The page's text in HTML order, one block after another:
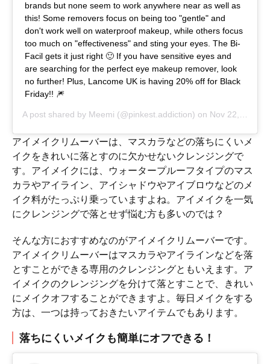
brands but none seem to work anywhere near as well as
this! Some removers focus on being too "gentle" and
don't work well on waterproof makeup, while others focus
too much on "effectiveness" and sting your eyes. The Bi-
Facil gets it just right 🙂 If you have sensitive eyes and
are searching for the perfect eye makeup remover, look
no further! Plus, Lancome UK is having 20% off for Black
Friday!! 🎆
A post shared by Meemi (@pinkest.addiction) on Nov 22, 2018 at 2:08pm PST
アイメイクリムーバーは、マスカラなどの落ちにくいメ
イクをきれいに落とすのに欠かせないクレンジングで
す。アイメイクには、ウォータープルーフタイプのマス
カラやアイライン、アイシャドウやアイブロウなどのメ
イク料がたっぷり乗っていますよね。アイメイクを一気
にクレンジングで落とせず悩む方も多いのでは？
そんな方におすすめなのがアイメイクリムーバーです。
アイメイクリムーバーはマスカラやアイラインなどを落
とすことができる専用のクレンジングともいえます。ア
イメイクのクレンジングを分けて落とすことで、きれい
にメイクオフすることができますよ。毎日メイクをする
方は、一つは持っておきたいアイテムでもあります。
落ちにくいメイクも簡単にオフできる！